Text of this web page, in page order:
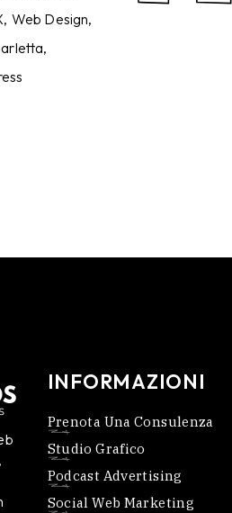
Web Design
INFORMAZIONI
Prenota Una Consulenza
Studio Grafico
Podcast Advertising
Social Web Marketing